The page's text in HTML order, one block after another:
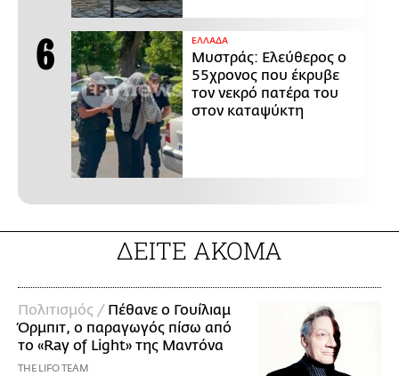
ΕΛΛΑΔΑ
Μυστράς: Ελεύθερος ο
55χρονος που έκρυβε
τον νεκρό πατέρα του
στον καταψύκτη
ΔΕΙΤΕ ΑΚΟΜΑ
Πολιτισμός / Πέθανε ο Γουίλιαμ
Όρμπιτ, ο παραγωγός πίσω από
το «Ray of Light» της Μαντόνα
THE LIFO TEAM